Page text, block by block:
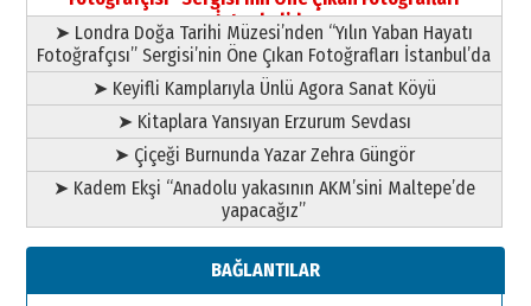
İstanbul’da
➤ Londra Doğa Tarihi Müzesi’nden “Yılın Yaban Hayatı
Fotoğrafçısı” Sergisi’nin Öne Çıkan Fotoğrafları İstanbul’da
➤ Keyifli Kamplarıyla Ünlü Agora Sanat Köyü
➤ Kitaplara Yansıyan Erzurum Sevdası
➤ Çiçeği Burnunda Yazar Zehra Güngör
➤ Kadem Ekşi “Anadolu yakasının AKM’sini Maltepe’de
yapacağız”
BAĞLANTILAR